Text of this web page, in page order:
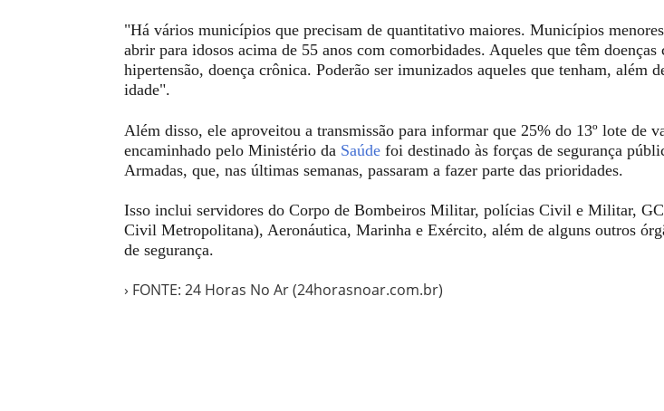
"Há vários municípios que precisam de quantitativo maiores. Municípios
abrir para idosos acima de 55 anos com comorbidades. Aqueles que têm doenças
hipertensão, doença crônica. Poderão ser imunizados aqueles que tenham, além
idade".
Além disso, ele aproveitou a transmissão para informar que 25% do 13º lote de
encaminhado pelo Ministério da Saúde foi destinado às forças de segurança
Armadas, que, nas últimas semanas, passaram a fazer parte das prioridades.
Isso inclui servidores do Corpo de Bombeiros Militar, polícias Civil e Militar,
Civil Metropolitana), Aeronáutica, Marinha e Exército, além de alguns outros
de segurança.
› FONTE: 24 Horas No Ar (24horasnoar.com.br)